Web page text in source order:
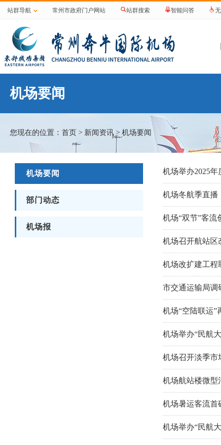
站群导航 常州市政府门户网站 站群搜索 智能问答
机场要闻
您现在的位置： 首页 > 新闻资讯 > 机场要闻
机场要闻
部门动态
机场报
机场举办2025
机场冬航季直播
机场“双节”客流
机场召开航站区
机场改扩建工程
市交通运输局调
机场“空陆联运”
机场举办“民航
机场召开淡季市
机场航站楼微型
机场暑运客流首
机场举办“民航